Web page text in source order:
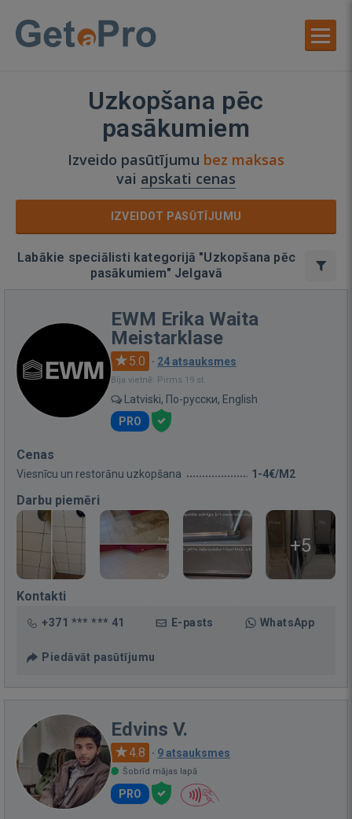
Uzkopšana pēc
pasākumiem
Izveido pasūtījumu bez maksas
vai apskati cenas
IZVEIDOT PASŪTĪJUMU
Labākie speciālisti kategorijā "Uzkopšana pēc
pasākumiem" Jelgavā
EWM Erika Waita
Meistarklase
5.0 · 24 atsauksmes
Bija vietnē: Pirms 19 st.
Latviski, По-русски, English
PRO
Cenas
Viesnīcu un restorānu uzkopšana 1-4€/M2
Darbu piemēri
+5
Kontakti
+371 *** *** 41 E-pasts WhatsApp
Piedāvāt pasūtījumu
Edvins V.
4.8 · 9 atsauksmes
Šobrīd mājas lapā
PRO